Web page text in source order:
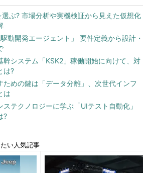
ぶ? 市場分析や実機検証から見えた仮想化
動開発エージェント」 要件定義から設計・
幹システム「KSK2」稼働開始に向けて、対
は?
ための鍵は「データ分離」、次世代インフ
は
ステクノロジーに学ぶ「UIテスト自動化」
?
い人気記事